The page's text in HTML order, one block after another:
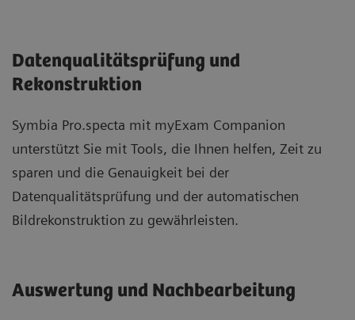
Datenqualitätsprüfung und
Rekonstruktion
Symbia Pro.specta mit myExam Companion
unterstützt Sie mit Tools, die Ihnen helfen, Zeit zu
sparen und die Genauigkeit bei der
Datenqualitätsprüfung und der automatischen
Bildrekonstruktion zu gewährleisten.
Auswertung und Nachbearbeitung